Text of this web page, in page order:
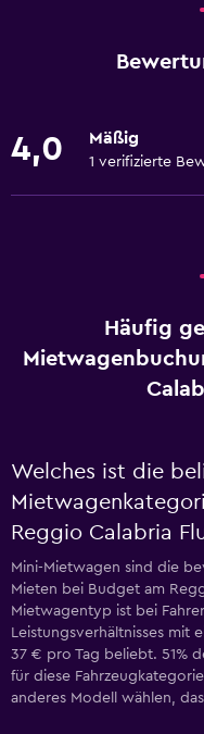
4,0 Mäßig
1 verifizierte
Häufig
Welches ist die
Reggio Calabria
Mini-Mietwagen sind die
Mieten bei Budget am
Mietwagentyp ist bei
Leistungsverhältnisses mit
37 € pro Tag beliebt. 51%
für diese
anderes Modell wählen,